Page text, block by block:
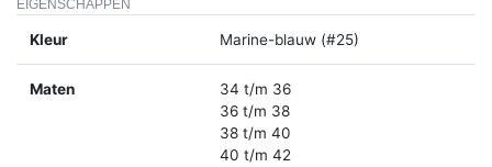
EIGENSCHAPPEN
Kleur Marine-blauw (#25)
Maten
34 t/m 36
36 t/m 38
38 t/m 40
40 t/m 42